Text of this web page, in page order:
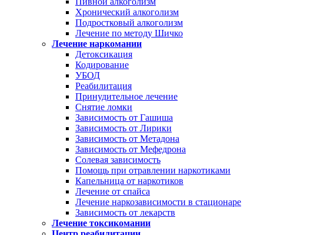
Хронический алкоголизм
Подростковый алкоголизм
Лечение по методу Шичко
Лечение наркомании
Детоксикация
Кодирование
УБОД
Реабилитация
Принудительное лечение
Снятие ломки
Зависимость от Гашиша
Зависимость от Лирики
Зависимость от Метадона
Зависимость от Мефедрона
Солевая зависимость
Помощь при отравлении наркотиками
Капельница от наркотиков
Лечение от спайса
Лечение наркозависимости в стационаре
Зависимость от лекарств
Лечение токсикомании